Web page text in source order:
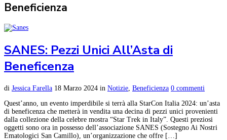
Beneficienza
SANES: Pezzi Unici All’Asta di
Beneficenza
di Jessica Farella 18 Marzo 2024 in Notizie Beneficienza 0 commenti
Quest’anno, un evento imperdibile si terrà alla StarCon Italia 2024: un’asta
di beneficenza che metterà in vendita una decina di pezzi unici provenienti
dalla collezione della celebre mostra “Star Trek in Italy”. Questi preziosi
oggetti sono ora in possesso dell’associazione SANES (Sostegno Ai Nostri
Ematologici San Camillo), un’organizzazione che offre […]